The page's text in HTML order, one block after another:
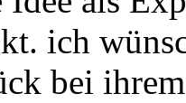
ich
bei